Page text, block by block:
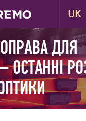
ДЛЯ
ОСТАННІ
UK